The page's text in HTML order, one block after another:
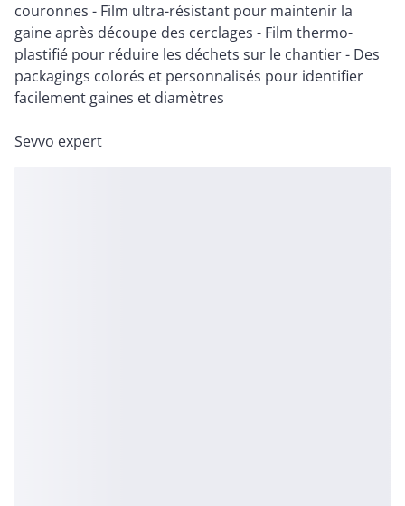
couronnes - Film ultra-résistant pour maintenir la
gaine après découpe des cerclages - Film thermo-
plastifié pour réduire les déchets sur le chantier - Des
packagings colorés et personnalisés pour identifier
facilement gaines et diamètres
Sevvo expert